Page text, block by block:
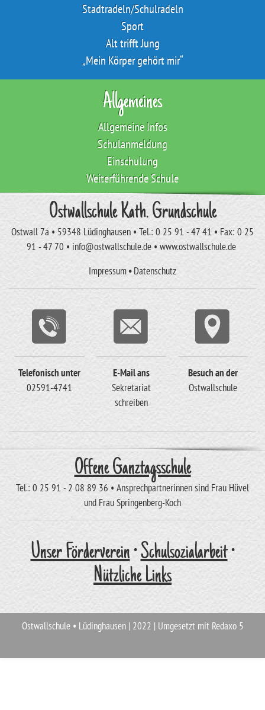
Stadtradeln/Schulradeln
Sport
Alt trifft Jung
„Mein Körper gehört mir“
Allgemeines
Allgemeine Infos
Schulanmeldung
Einschulung
Weiterführende Schule
Ostwallschule Kath. Grundschule
Ostwall 7a • 59348 Lüdinghausen • Tel.: 0 25 91 - 47 41 • Fax: 0 25
91 - 47 70 • info@ostwallschule.de • www.ostwallschule.de
Impressum•Datenschutz
Telefonisch unter
02591-4741
E-Mail ans
Sekretariat
schreiben
Besuch an der
Ostwallschule
Offene Ganztagsschule
Tel.: 0 25 91 - 2 08 89 36 • Ansprechpartnerinnen sind Frau Hüvel
und Frau Springenberg-Koch
Unser Förderverein•Schulsozialarbeit•
Nützliche Links
Ostwallschule • Lüdinghausen | 2022 | Umgesetzt mit Redaxo 5